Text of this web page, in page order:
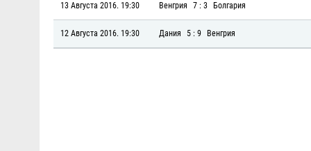
13 Августа 2016. 19:30 Венгрия 7 : 3 Болгария
12 Августа 2016. 19:30 Дания 5 : 9 Венгрия